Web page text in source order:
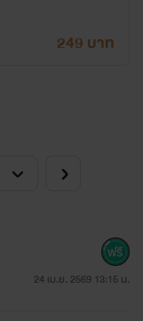
249 บาท
24 เม.ย. 2569 13:15 น.